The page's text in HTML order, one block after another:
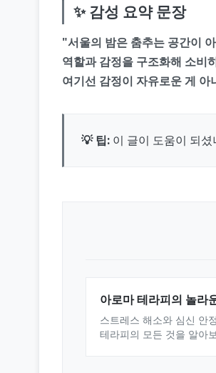
✨ 감성 요약 문장
"서울의 밤은 춤추는 공간이
역할과 감정을 구조화해 소비
여기선 감정이 자유로운 게
💡 팁: 이 글이 도움이 되
아로마 테라피의 놀라
스트레스 해소와 심신 안
테라피의 모든 것을 알아